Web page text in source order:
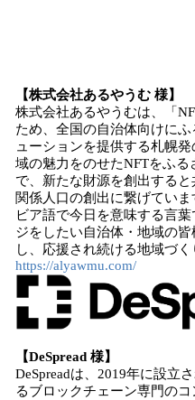
【株式会社あるやうむ 様】
株式会社あるやうむは、「
ため、全国の自治体向けに
ューションを提供する札幌
域の魅力をのせたNFTをふ
で、新たな財源を創出する
関係人口の創出に繋げてい
ビア語で今日を意味する言
ジをしたい自治体・地域の
し、応援され続ける地域づく
https://alyawmu.com/
【DeSpread 様】
DeSpreadは、2019年に設立
るブロックチェーン専門の